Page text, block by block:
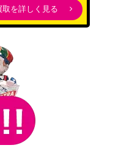
取を詳しく見る